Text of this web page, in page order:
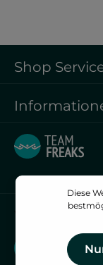
Vertrag
Vertrag
Shop
Diese